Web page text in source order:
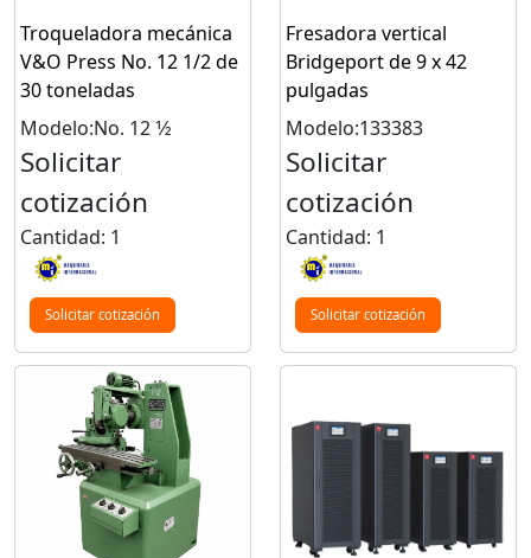
Troqueladora mecánica
V&O Press No. 12 1/2 de
30 toneladas
Modelo:No. 12 1⁄2
Solicitar
cotización
Cantidad: 1
Solicitar cotización
Fresadora vertical
Bridgeport de 9 x 42
pulgadas
Modelo:133383
Solicitar
cotización
Cantidad: 1
Solicitar cotización